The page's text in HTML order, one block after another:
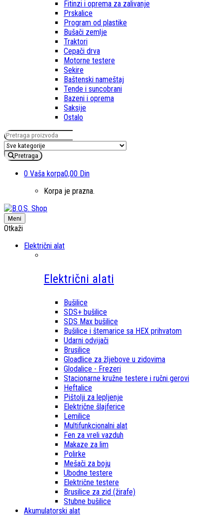
Fitinzi i oprema za zalivanje
Prskalice
Program od plastike
Bušači zemlje
Traktori
Cepači drva
Motorne testere
Sekire
Baštenski nameštaj
Tende i suncobrani
Bazeni i oprema
Saksije
Ostalo
Pretraga za:
Pretraga
0 Vaša korpa0,00 Din
Korpa je prazna.
Meni
Otkaži
Električni alat
Električni alati
Bušilice
SDS+ bušilice
SDS Max bušilice
Bušilice i štemarice sa HEX prihvatom
Udarni odvijači
Brusilice
Gloadlice za žljebove u zidovima
Glodalice - Frezeri
Stacionarne kružne testere i ručni gerovi
Heftalice
Pištolji za lepljenje
Električne šlajferice
Lemilice
Multifunkcionalni alat
Fen za vreli vazduh
Makaze za lim
Polirke
Mešači za boju
Ubodne testere
Električne testere
Brusilice za zid (žirafe)
Stubne bušilice
Akumulatorski alat